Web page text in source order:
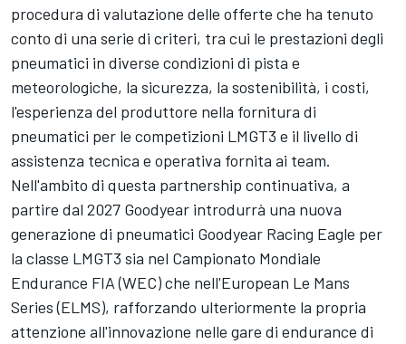
procedura di valutazione delle offerte che ha tenuto
conto di una serie di criteri, tra cui le prestazioni degli
pneumatici in diverse condizioni di pista e
meteorologiche, la sicurezza, la sostenibilità, i costi,
l'esperienza del produttore nella fornitura di
pneumatici per le competizioni LMGT3 e il livello di
assistenza tecnica e operativa fornita ai team.
Nell'ambito di questa partnership continuativa, a
partire dal 2027 Goodyear introdurrà una nuova
generazione di pneumatici Goodyear Racing Eagle per
la classe LMGT3 sia nel Campionato Mondiale
Endurance FIA (WEC) che nell'European Le Mans
Series (ELMS), rafforzando ulteriormente la propria
attenzione all'innovazione nelle gare di endurance di